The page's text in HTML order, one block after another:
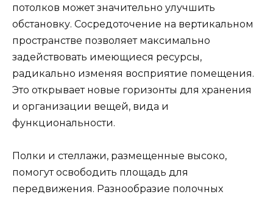
потолков может значительно улучшить
обстановку. Сосредоточение на вертикальном
пространстве позволяет максимально
задействовать имеющиеся ресурсы,
радикально изменяя восприятие помещения.
Это открывает новые горизонты для хранения
и организации вещей, вида и
функциональности.
Полки и стеллажи, размещенные высоко,
помогут освободить площадь для
передвижения. Разнообразие полочных